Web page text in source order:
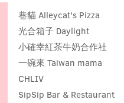
巷貓 Alleycat's Pizza
光合箱子 Daylight
小確幸紅茶牛奶合作社
一碗來 Taiwan mama
CHLIV
SipSip Bar & Restaurant